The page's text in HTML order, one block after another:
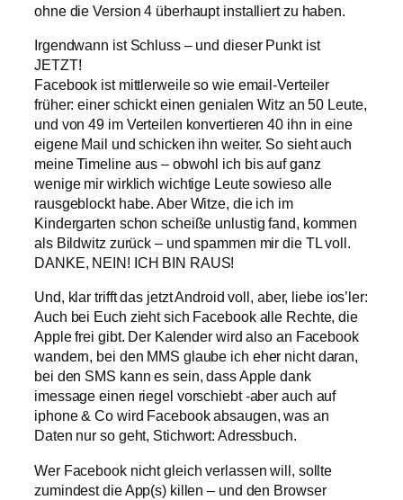
ohne die Version 4 überhaupt installiert zu haben.
Irgendwann ist Schluss – und dieser Punkt ist
JETZT!
Facebook ist mittlerweile so wie email-Verteiler
früher: einer schickt einen genialen Witz an 50 Leute,
und von 49 im Verteilen konvertieren 40 ihn in eine
eigene Mail und schicken ihn weiter. So sieht auch
meine Timeline aus – obwohl ich bis auf ganz
wenige mir wirklich wichtige Leute sowieso alle
rausgeblockt habe. Aber Witze, die ich im
Kindergarten schon scheiße unlustig fand, kommen
als Bildwitz zurück – und spammen mir die TL voll.
DANKE, NEIN! ICH BIN RAUS!
Und, klar trifft das jetzt Android voll, aber, liebe ios’ler:
Auch bei Euch zieht sich Facebook alle Rechte, die
Apple frei gibt. Der Kalender wird also an Facebook
wandern, bei den MMS glaube ich eher nicht daran,
bei den SMS kann es sein, dass Apple dank
imessage einen riegel vorschiebt -aber auch auf
iphone & Co wird Facebook absaugen, was an
Daten nur so geht, Stichwort: Adressbuch.
Wer Facebook nicht gleich verlassen will, sollte
zumindest die App(s) killen – und den Browser